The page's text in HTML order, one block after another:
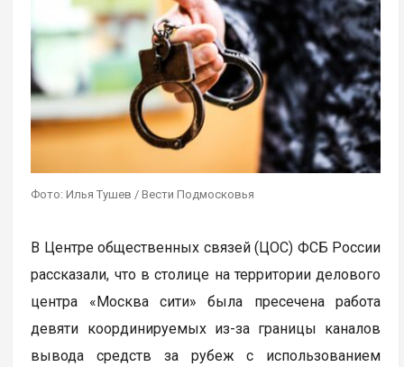
Фото: Илья Тушев / Вести Подмосковья
В Центре общественных связей (ЦОС) ФСБ России
рассказали, что в столице на территории делового
центра «Москва сити» была пресечена работа
девяти координируемых из-за границы каналов
вывода средств за рубеж с использованием